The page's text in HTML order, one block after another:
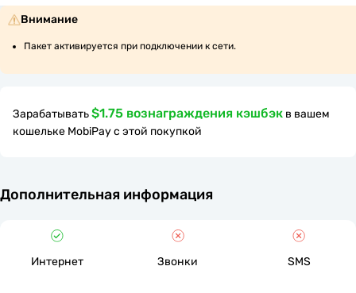
Внимание
Пакет активируется при подключении к сети.
Зарабатывать$1.75 вознаграждения кэшбэк в вашем
кошельке MobiPay с этой покупкой
Дополнительная информация
Интернет Звонки SMS